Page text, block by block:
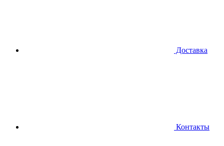
Доставка
Контакты